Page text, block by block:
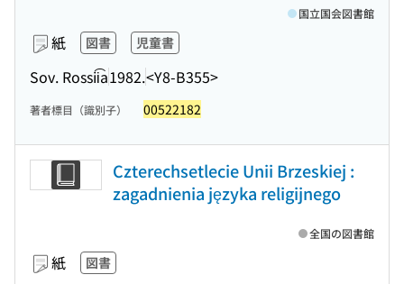
紙 図書 児童書
Sov. Rossii͡a1982.<Y8-B355>
国立国会図書館
著者標目（識別子） 00522182
Czterechsetlecie Unii Brzeskiej :
zagadnienia języka religijnego
紙 図書
全国の図書館